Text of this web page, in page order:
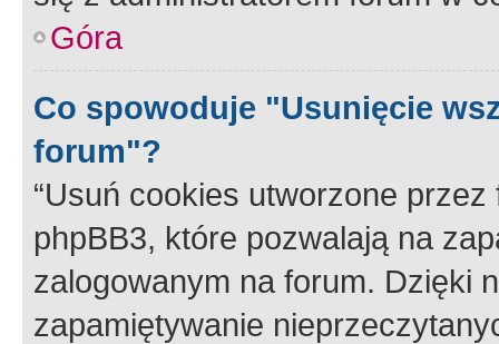
Góra
Co spowoduje "Usunięcie
forum"?
“Usuń cookies utworzone
phpBB3, które pozwalają na
zalogowanym na forum. Dzięki
zapamiętywanie